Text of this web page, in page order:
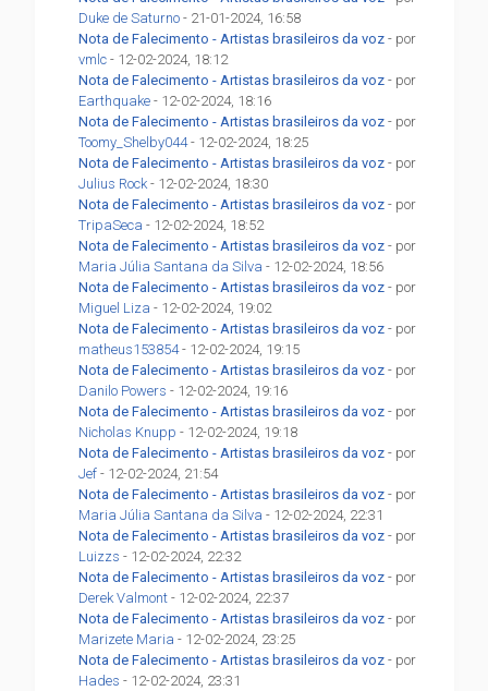
Duke de Saturno - 21-01-2024, 16:58
Nota de Falecimento - Artistas brasileiros da voz - por
vmlc - 12-02-2024, 18:12
Nota de Falecimento - Artistas brasileiros da voz - por
Earthquake - 12-02-2024, 18:16
Nota de Falecimento - Artistas brasileiros da voz - por
Toomy_Shelby044- 12-02-2024, 18:25
Nota de Falecimento - Artistas brasileiros da voz - por
Julius Rock- 12-02-2024, 18:30
Nota de Falecimento - Artistas brasileiros da voz - por
TripaSeca - 12-02-2024, 18:52
Nota de Falecimento - Artistas brasileiros da voz - por
Maria Júlia Santana da Silva - 12-02-2024, 18:56
Nota de Falecimento - Artistas brasileiros da voz - por
Miguel Liza - 12-02-2024, 19:02
Nota de Falecimento - Artistas brasileiros da voz - por
matheus153854- 12-02-2024, 19:15
Nota de Falecimento - Artistas brasileiros da voz - por
Danilo Powers - 12-02-2024, 19:16
Nota de Falecimento - Artistas brasileiros da voz - por
Nicholas Knupp - 12-02-2024, 19:18
Nota de Falecimento - Artistas brasileiros da voz - por
Jef - 12-02-2024, 21:54
Nota de Falecimento - Artistas brasileiros da voz - por
Maria Júlia Santana da Silva - 12-02-2024, 22:31
Nota de Falecimento - Artistas brasileiros da voz - por
Luizzs - 12-02-2024, 22:32
Nota de Falecimento - Artistas brasileiros da voz - por
Derek Valmont - 12-02-2024, 22:37
Nota de Falecimento - Artistas brasileiros da voz - por
Marizete Maria - 12-02-2024, 23:25
Nota de Falecimento - Artistas brasileiros da voz - por
Hades - 12-02-2024, 23:31